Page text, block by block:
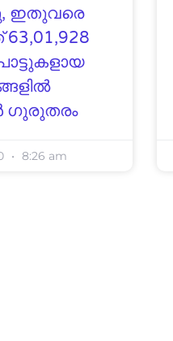
ഇതുവരെ
ഗുരുതരം
8:26 am